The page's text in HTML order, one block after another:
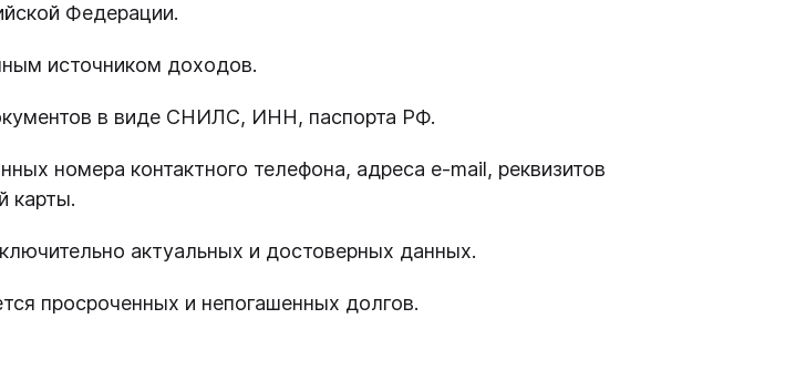
Федерации.
источником доходов.
в виде СНИЛС, ИНН, паспорта РФ.
номера контактного телефона, адреса e-mail, реквизитов
карты.
актуальных и достоверных данных.
просроченных и непогашенных долгов.